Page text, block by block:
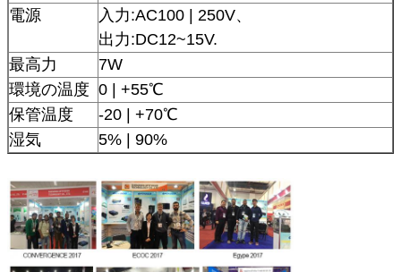
電源
入力:AC100 | 250V、
出力:DC12~15V.
最高力
7W
環境の温度 0 | +55℃
保管温度
-20 | +70℃
湿気
5% | 90%